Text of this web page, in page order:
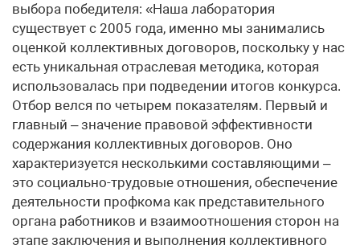
выбора победителя: «Наша лаборатория
существует с 2005 года, именно мы занимались
оценкой коллективных договоров, поскольку у нас
есть уникальная отраслевая методика, которая
использовалась при подведении итогов конкурса.
Отбор велся по четырем показателям. Первый и
главный – значение правовой эффективности
содержания коллективных договоров. Оно
характеризуется несколькими составляющими –
это социально-трудовые отношения, обеспечение
деятельности профкома как представительного
органа работников и взаимоотношения сторон на
этапе заключения и выполнения коллективного